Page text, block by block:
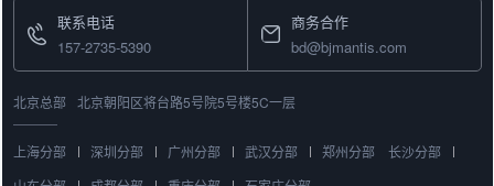
联系电话
157-2735-5390
商务合作
bd@bjmantis.com
北京总部 北京朝阳区将台路5号院5号楼5C一层
上海分部 深圳分部 广州分部 武汉分部 郑州分部
长沙分部